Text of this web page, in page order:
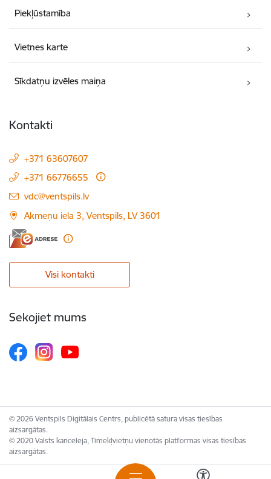
Piekļūstamība
Vietnes karte
Sīkdatņu izvēles maiņa
Kontakti
+371 63607607
+371 66776655
E-pasts:
vdc@ventspils.lv
Akmeņu iela 3, Ventspils, LV 3601
Visi kontakti
Sekojiet mums
© 2026 Ventspils Digitālais Centrs, publicētā satura visas tiesības
aizsargātas.
© 2020 Valsts kanceleja, Tīmekļvietņu vienotās platformas visas tiesības
aizsargātas.